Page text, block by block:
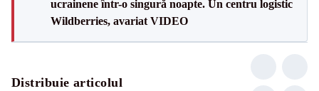
ucrainene într-o singură noapte. Un centru logistic
Wildberries, avariat VIDEO
Distribuie articolul